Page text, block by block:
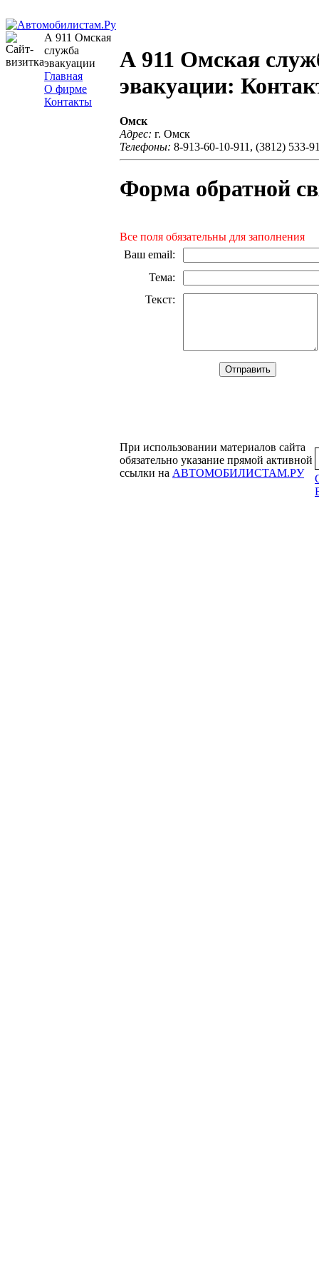
А 911 Омская
служба
эвакуации
Главная
О фирме
Контакты
А 911 Омская
эвакуации:
Омск
Адрес: г. Омск
Телефоны: 8-913-60-10-911, (3812) 533-
Форма обратной
Все поля обязательны для заполнения
Ваш email:
Тема:
Текст:
При использовании материалов сайта
обязательно указание прямой активной
ссылки на АВТОМОБИЛИСТАМ.РУ